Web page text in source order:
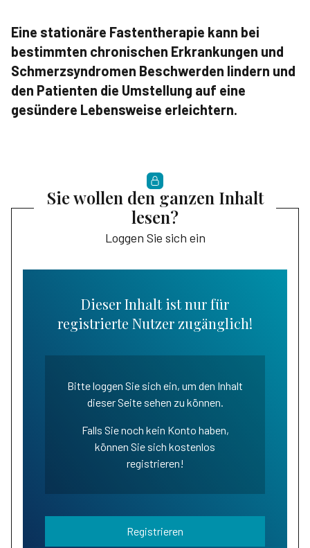
Eine stationäre Fastentherapie kann bei
bestimmten chronischen Erkrankungen und
Schmerzsyndromen Beschwerden lindern und
den Patienten die Umstellung auf eine
gesündere Lebensweise erleichtern.
Sie wollen den ganzen Inhalt
lesen?
Loggen Sie sich ein
Dieser Inhalt ist nur für
registrierte Nutzer zugänglich!
Bitte loggen Sie sich ein, um den Inhalt
dieser Seite sehen zu können.
Falls Sie noch kein Konto haben,
können Sie sich kostenlos
registrieren!
Registrieren